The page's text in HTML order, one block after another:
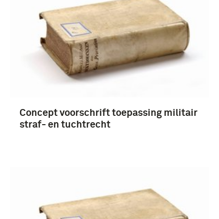
boek (34)
rapport (12)
redevoering (4)
Meer
Interbellum (1918-1939) (7)
Concept voorschrift toepassing militair
straf- en tuchtrecht